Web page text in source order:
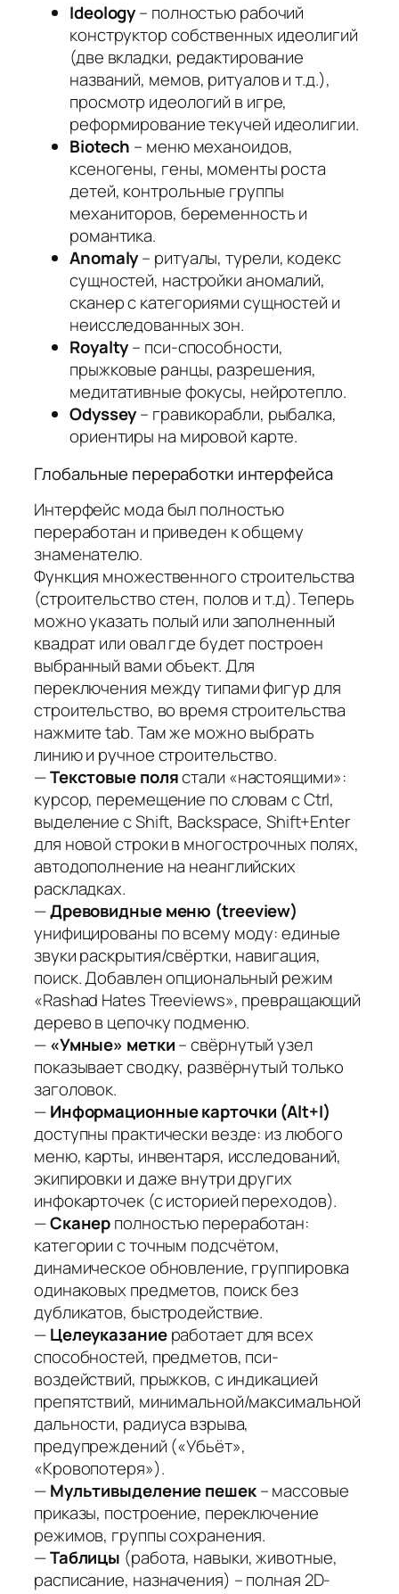
Ideology– полностью рабочий
конструктор собственных идеолигий
(две вкладки, редактирование
названий, мемов, ритуалов и т.д.),
просмотр идеологий в игре,
реформирование текучей идеолигии.
Biotech – меню механоидов,
ксеногены, гены, моменты роста
детей, контрольные группы
механиторов, беременность и
романтика.
Anomaly– ритуалы, турели, кодекс
сущностей, настройки аномалий,
сканер с категориями сущностей и
неисследованных зон.
Royalty– пси-способности,
прыжковые ранцы, разрешения,
медитативные фокусы, нейротепло.
Odyssey– гравикорабли, рыбалка,
ориентиры на мировой карте.
Глобальные переработки интерфейса
Интерфейс мода был полностью
переработан и приведен к общему
знаменателю.
Функция множественного строительства
(строительство стен, полов и т.д). Теперь
можно указать полый или заполненный
квадрат или овал где будет построен
выбранный вами объект. Для
переключения между типами фигур для
строительство, во время строительства
нажмите tab. Там же можно выбрать
линию и ручное строительство.
—Текстовые полястали «настоящими»:
курсор, перемещение по словам с Ctrl,
выделение с Shift, Backspace, Shift+Enter
для новой строки в многострочных полях,
автодополнение на неанглийских
раскладках.
—Древовидные меню (treeview)
унифицированы по всему моду: единые
звуки раскрытия/свёртки, навигация,
поиск. Добавлен опциональный режим
«Rashad Hates Treeviews», превращающий
дерево в цепочку подменю.
—«Умные» метки– свёрнутый узел
показывает сводку, развёрнутый только
заголовок.
—Информационные карточки (Alt+I)
доступны практически везде: из любого
меню, карты, инвентаря, исследований,
экипировки и даже внутри других
инфокарточек (с историей переходов).
—Сканерполностью переработан:
категории с точным подсчётом,
динамическое обновление, группировка
одинаковых предметов, поиск без
дубликатов, быстродействие.
—Целеуказаниеработает для всех
способностей, предметов, пси-
воздействий, прыжков, с индикацией
препятствий, минимальной/максимальной
дальности, радиуса взрыва,
предупреждений («Убьёт»,
«Кровопотеря»).
—Мультивыделение пешек– массовые
приказы, построение, переключение
режимов, группы сохранения.
—Таблицы (работа, навыки, животные,
расписание, назначения) – полная 2D-